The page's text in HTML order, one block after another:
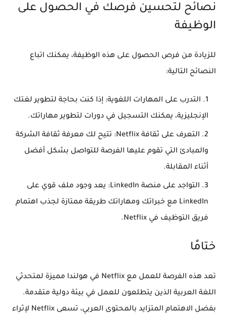
نصائح لتحسين فرصك في الحصول على
الوظيفة
للزيادة من فرص الحصول على هذه الوظيفة، يمكنك اتباع
النصائح التالية:
التدرب على المهارات اللغوية: إذا كنت بحاجة لتطوير لغتك
الإنجليزية، يمكنك التسجيل في دورات لتطوير مهاراتك.
التعرف على ثقافة Netflix
: تتيح لك معرفة ثقافة الشركة
والمبادئ التي تقوم عليها الفرصة للتواصل بشكل أفضل
أثناء المقابلة.
التواجد على منصة LinkedIn
: يعد وجود ملف قوي على
LinkedIn مع خبراتك ومهاراتك طريقة ممتازة لجذب اهتمام
فريق التوظيف في Netflix.
ختامًا
تعد هذه الفرصة للعمل مع Netflix في هولندا مميزة لمتحدثي
اللغة العربية الذين يتطلعون للعمل في بيئة دولية متقدمة.
بفضل الاهتمام المتزايد بالمحتوى العربي، تسعى Netflix لإثراء